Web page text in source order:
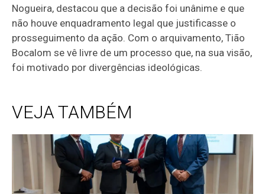
Nogueira, destacou que a decisão foi unânime e que
não houve enquadramento legal que justificasse o
prosseguimento da ação. Com o arquivamento, Tião
Bocalom se vê livre de um processo que, na sua visão,
foi motivado por divergências ideológicas.
VEJA TAMBÉM